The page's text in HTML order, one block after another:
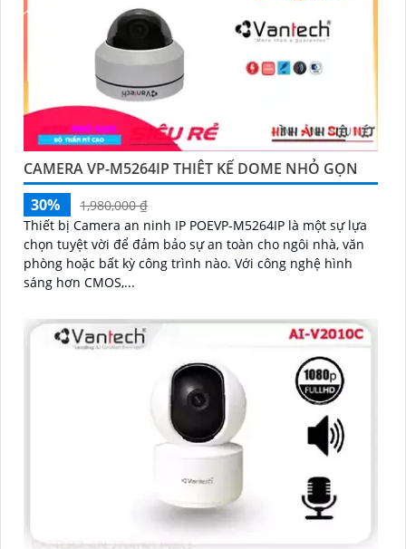
CAMERA VP-M5264IP THIÊT KẾ DOME NHỎ GỌN
30%
1,980,000 ₫
Thiết bị Camera an ninh IP POEVP-M5264IP là một sự lựa
chọn tuyệt vời để đảm bảo sự an toàn cho ngôi nhà, văn
phòng hoặc bất kỳ công trình nào. Với công nghệ hình
sáng hơn CMOS,...